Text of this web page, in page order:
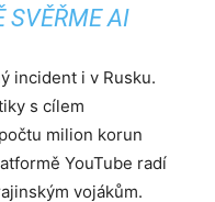
SVĚŘME AI
incident i v Rusku.
s cílem
milion korun
YouTube radí
vojákům.